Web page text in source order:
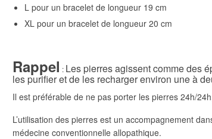
L pour un bracelet de longueur 19 cm
XL pour un bracelet de longueur 20 cm
Rappel : Les pierres agissent comme des
les purifier et de les recharger environ une à
Il est préférable de ne pas porter les pierres 24h/
L’utilisation des pierres est un accompagnement
médecine conventionnelle allopathique.